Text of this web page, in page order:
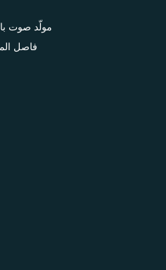
مولّد صوت
فاصل